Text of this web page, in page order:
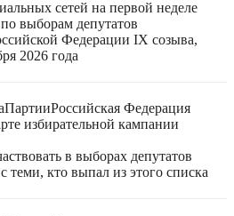
сетей на первой неделе
выборам депутатов
Федерации IX созыва,
2026 года
ПартииРоссийская Федерация
избирательной кампании
в выборах депутатов
теми, кто выпал из этого списка